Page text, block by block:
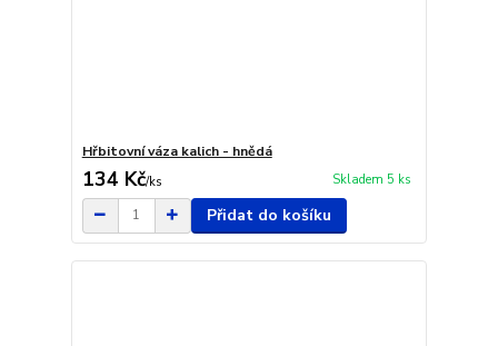
Hřbitovní váza kalich - hnědá
134 Kč/ks Skladem 5 ks
Přidat do košíku